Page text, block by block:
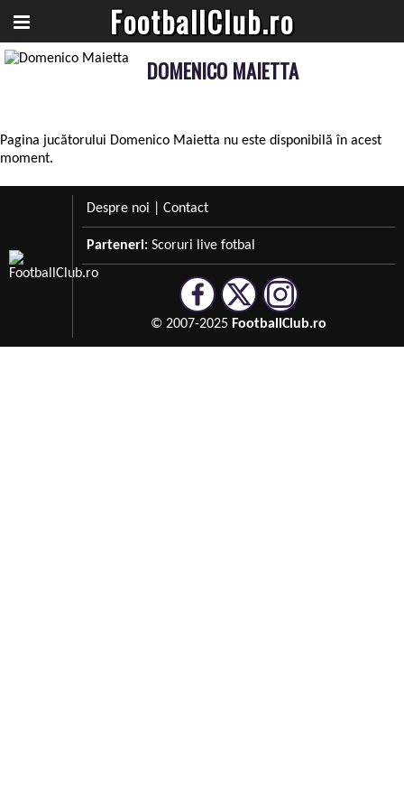
FootballClub.ro
DOMENICO MAIETTA
Pagina jucătorului Domenico Maietta nu este disponibilă în acest
moment.
Despre noi Contact
Parteneri: Scoruri live fotbal
© 2007-2025 FootballClub.ro